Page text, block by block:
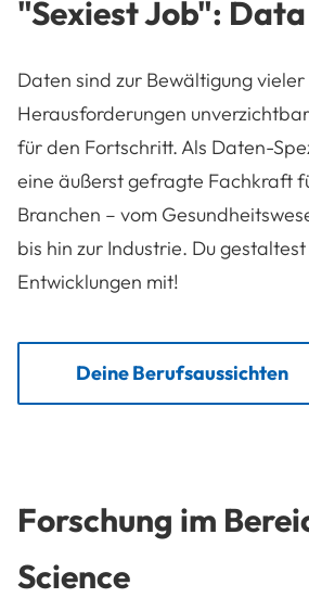
"Sexiest Job":
Daten sind zur Bewältigung vieler
Herausforderungen
für den Fortschritt. Als Daten-
eine äußerst gefragte Fachkraft
Branchen – vom
bis hin zur Industrie. Du
Entwicklungen mit!
Deine Berufsaussichten
Forschung im
Science